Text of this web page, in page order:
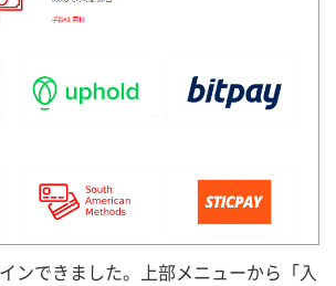
ンできました。上部メニューから「入